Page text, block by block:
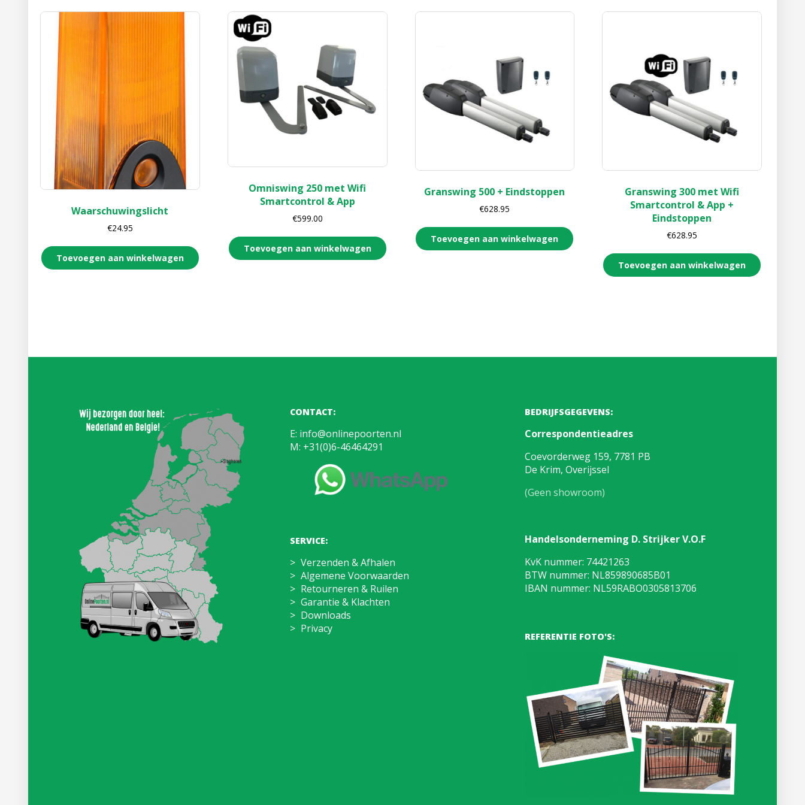
Waarschuwingslicht
€24.95
Toevoegen aan winkelwagen
Omniswing 250 met Wifi
Smartcontrol & App
€599.00
Toevoegen aan winkelwagen
Granswing 500 + Eindstoppen
€628.95
Toevoegen aan winkelwagen
Granswing 300 met Wifi
Smartcontrol & App +
Eindstoppen
€628.95
Toevoegen aan winkelwagen
CONTACT:
E: info@onlinepoorten.nl
M: +31(0)6-46464291
SERVICE:
Verzenden & Afhalen
Algemene Voorwaarden
Retourneren & Ruilen
Garantie & Klachten
Downloads
Privacy
BEDRIJFSGEGEVENS:
Correspondentieadres
Coevorderweg 159, 7781 PB
De Krim, Overijssel
(Geen showroom)
Handelsonderneming D. Strijker V.O.F
KvK nummer: 74421263
BTW nummer: NL859890685B01
IBAN nummer: NL59RABO0305813706
REFERENTIE FOTO'S: